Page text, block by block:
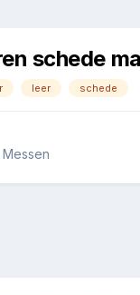
schede
leer schede
Messen